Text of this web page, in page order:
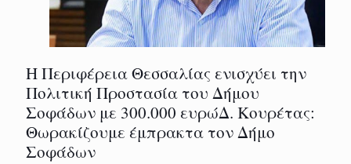
Η Περιφέρεια Θεσσαλίας ενισχύει την
Πολιτική Προστασία του Δήμου
Σοφάδων με 300.000 ευρώΔ. Κουρέτας:
Θωρακίζουμε έμπρακτα τον Δήμο
Σοφάδων